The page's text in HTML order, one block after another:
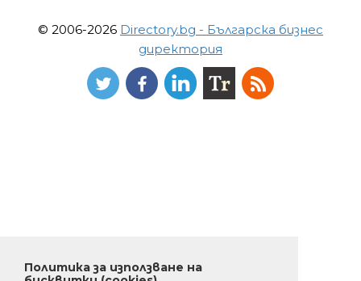
© 2006-2026 Directory.bg - Българска бизнес
директория
Политика за използване на